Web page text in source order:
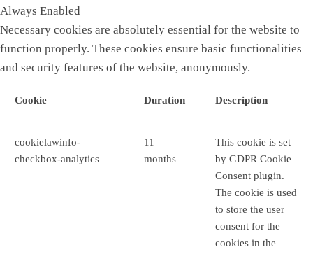
Always Enabled
Necessary cookies are absolutely essential for the website to
function properly. These cookies ensure basic functionalities
and security features of the website, anonymously.
Cookie Duration Description
cookielawinfo-
checkbox-analytics
11
months
This cookie is set
by GDPR Cookie
Consent plugin.
The cookie is used
to store the user
consent for the
cookies in the